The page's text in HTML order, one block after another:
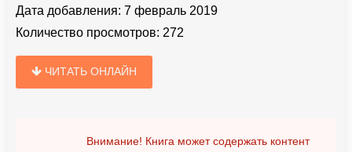
Дата добавления: 7 февраль 2019
Количество просмотров: 272
ЧИТАТЬ ОНЛАЙН
Внимание! Книга может содержать контент